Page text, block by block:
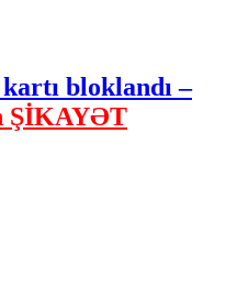
bloklandı –
ŞİKAYƏT